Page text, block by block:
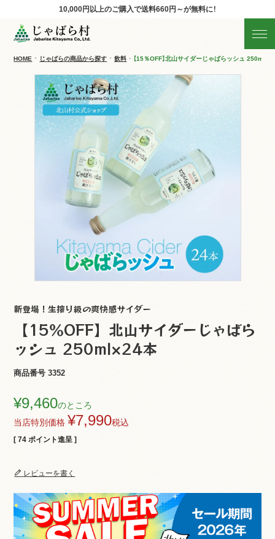
10,000円以上のご購入で送料660円～が無料に！
HOME じゃばらの商品から探す 飲料 【15％OFF】北山サイダーじゃばらッシュ
新登場！生搾り級の爽快感サイダー
【15％OFF】北山サイダーじゃばら
ッシュ 250ml×24本
商品番号 3352
¥9,460のところ
当店特別価格 ¥7,990税込
[ 74 ポイント進呈 ]
レビューを書く
じゃばらの商品を探す
産地直送!旬の商品
商品の分類から探す
ギフト
すべての商品を見る